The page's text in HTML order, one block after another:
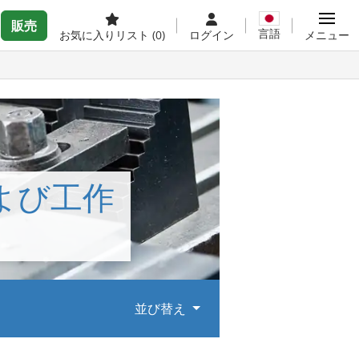
販売
お気に入りリスト (0) ログイン 言語 メニュー
び工作
並び替え